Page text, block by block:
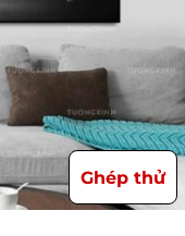
Ghép thử